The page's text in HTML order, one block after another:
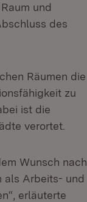
und
des
Räumen die
zu
ist die
verortet.
Wunsch nach
als Arbeits- und
erläuterte